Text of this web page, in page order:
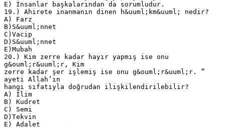
E) İnsanlar başkalarından da sorumludur.
19.) Ahirete inanmanın dinen h&uuml;km&uuml; nedir?
A) Farz
B)S&uuml;nnet
C)Vacip
D)S&uuml;nnet
E)Mubah
20.) Kim zerre kadar hayır yapmış ise onu
g&ouml;r&uuml;r, Kim
zerre kadar şer işlemiş ise onu g&ouml;r&uuml;r. ”
ayeti Allah’ın
hangi sıfatıyla doğrudan ilişkilendirilebilir?
A) İlim
B) Kudret
C) Semi
D)Tekvin
E) Adalet